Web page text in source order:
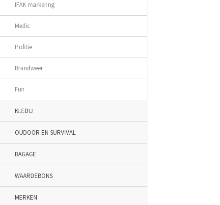
IFAK markering
Medic
Politie
Brandweer
Fun
KLEDIJ
OUDOOR EN SURVIVAL
BAGAGE
WAARDEBONS
MERKEN